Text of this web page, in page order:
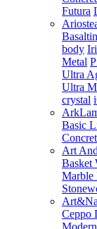
Futura
body
Metal
Ultra
Ultra
crystal
Basic
Art
Basket
Marble
Ceppo